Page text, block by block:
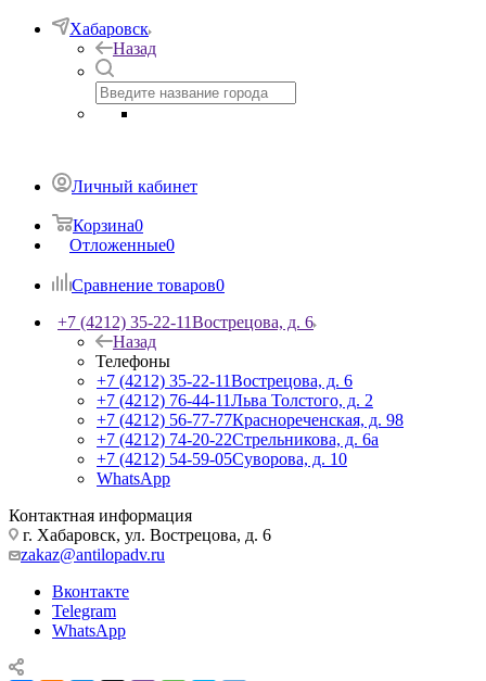
Хабаровск
Назад
Личный кабинет
Корзина0
Отложенные0
Сравнение товаров0
+7 (4212) 35-22-11Вострецова, д. 6
Назад
Телефоны
+7 (4212) 35-22-11Вострецова, д. 6
+7 (4212) 76-44-11Льва Толстого, д. 2
+7 (4212) 56-77-77Краснореченская, д. 98
+7 (4212) 74-20-22Стрельникова, д. 6а
+7 (4212) 54-59-05Суворова, д. 10
WhatsApp
Контактная информация
г. Хабаровск, ул. Вострецова, д. 6
zakaz@antilopadv.ru
Вконтакте
Telegram
WhatsApp